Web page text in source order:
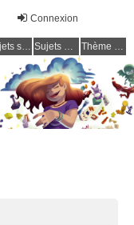
Connexion
Sujets sans réponse Sujets actifs Thème clair / foncé